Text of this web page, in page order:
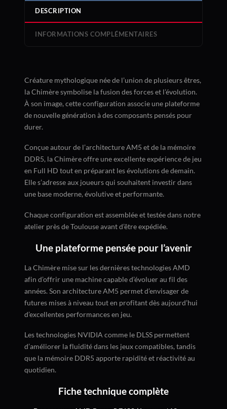
DESCRIPTION
INFORMATIONS COMPLÉMENTAIRES
Créature mythologique née de l’union de plusieurs êtres,
la Chimère symbolise la fusion des forces et l’évolution.
À son image, cette configuration associe une plateforme
de nouvelle génération à des composants pensés pour
durer.
Conçue autour de l’architecture AM5 et de la mémoire
DDR5, la Chimère offre une excellente expérience de jeu
en Full HD tout en préparant les évolutions de demain.
Elle s’adresse aux joueurs qui souhaitent investir dans
une base moderne, évolutive et performante.
Chaque configuration est assemblée et testée dans notre
atelier près de Toulouse avant d’être expédiée.
Une plateforme pensée pour l’avenir
La Chimère mise sur les dernières technologies AMD
afin d’offrir une machine capable d’évoluer au fil des
années. Son architecture AM5 permet d’envisager de
futures mises à niveau tout en profitant dès aujourd’hui
d’excellentes performances en jeu.
Les technologies NVIDIA comme le DLSS permettent
d’améliorer la fluidité dans les jeux compatibles, tandis
que la mémoire DDR5 apporte rapidité et réactivité au
quotidien.
Fiche technique complète